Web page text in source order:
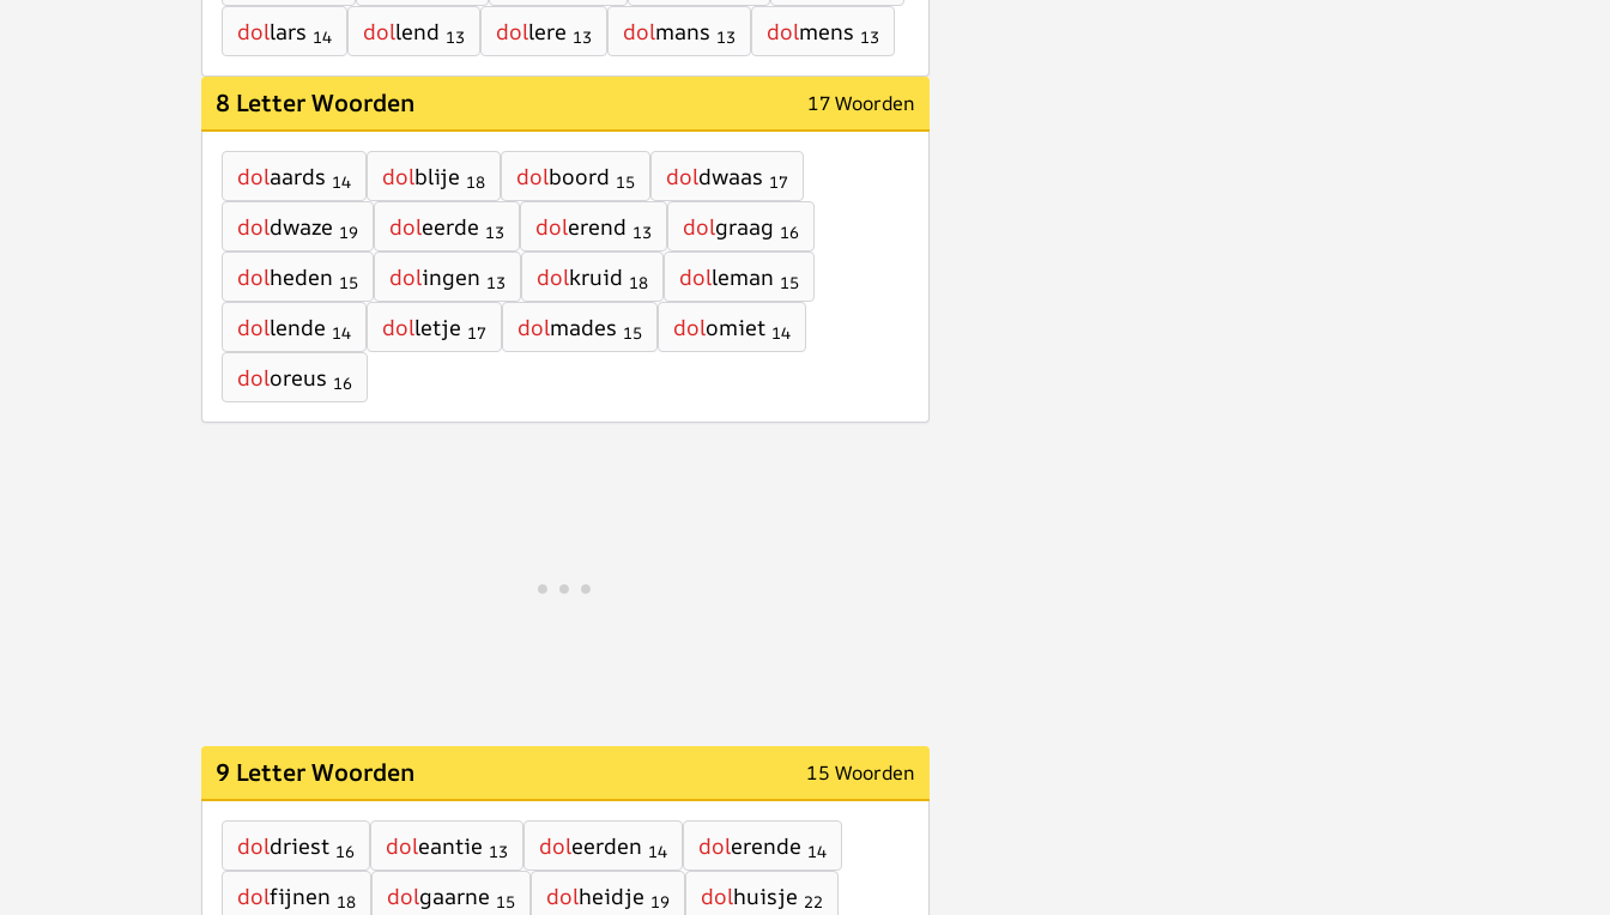
dollars 14 dollend 13 dollere 13 dolmans 13 dolmens 13
8 Letter Woorden 17 Woorden
dolaards 14 dolblije 18 dolboord 15 doldwaas 17
doldwaze 19 doleerde 13 dolerend 13 dolgraag 16
dolheden 15 dolingen 13 dolkruid 18 dolleman 15
dollende 14 dolletje 17 dolmades 15 dolomiet 14
doloreus 16
9 Letter Woorden 15 Woorden
doldriest 16 doleantie 13 doleerden 14 dolerende 14
dolfijnen 18 dolgaarne 15 dolheidje 19 dolhuisje 22